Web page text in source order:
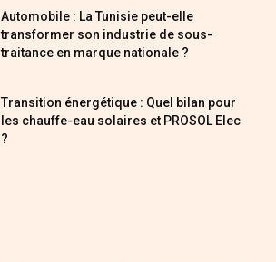
Automobile : La Tunisie peut-elle
transformer son industrie de sous-
traitance en marque nationale ?
Transition énergétique : Quel bilan pour
les chauffe-eau solaires et PROSOL Elec
?